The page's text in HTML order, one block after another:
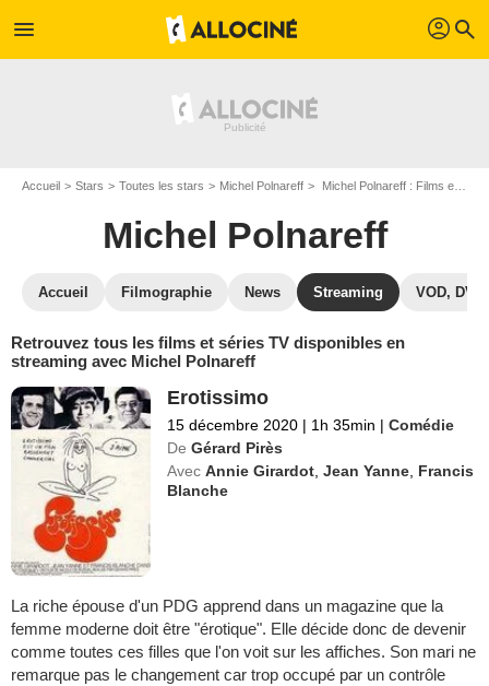
menu profil search
Accueil Stars Toutes les stars Michel Polnareff Michel Polnareff : Films et séries online
Michel Polnareff
Accueil Filmographie News Streaming VOD, DVD
Retrouvez tous les films et séries TV disponibles en
streaming avec Michel Polnareff
Erotissimo
15 décembre 2020 | 1h 35min | Comédie
De Gérard Pirès
Avec Annie Girardot ,Jean Yanne Francis
Blanche
La riche épouse d'un PDG apprend dans un magazine que la
femme moderne doit être "érotique". Elle décide donc de devenir
comme toutes ces filles que l'on voit sur les affiches. Son mari ne
remarque pas le changement car trop occupé par un contrôle